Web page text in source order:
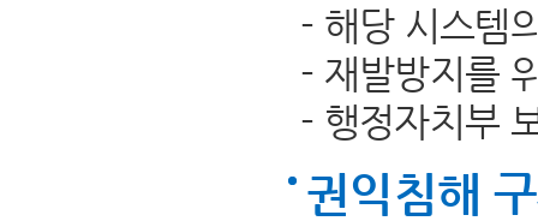
- 해당 시스템
- 재발방지를
- 행정자치부
권익침해